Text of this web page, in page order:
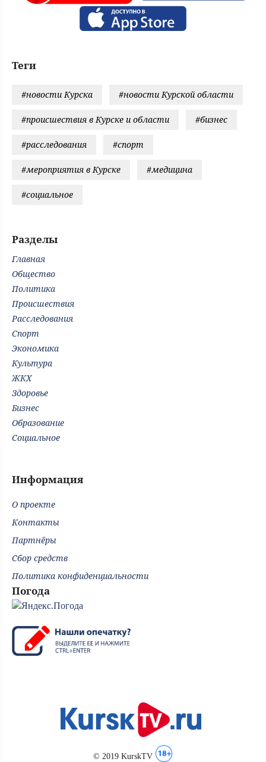
Теги
#новости Курска #новости Курской области
#происшествия в Курске и области #бизнес
#расследования #спорт
#мероприятия в Курске #медицина
#социальное
Разделы
Главная
Общество
Политика
Происшествия
Расследования
Спорт
Экономика
Культура
ЖКХ
Здоровье
Бизнес
Образование
Социальное
Информация
О проекте
Контакты
Партнёры
Сбор средств
Политика конфиденциальности
Погода
© 2019 KurskTV